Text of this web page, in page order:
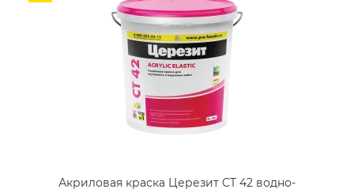
Акриловая краска Церезит CT 42 водно-